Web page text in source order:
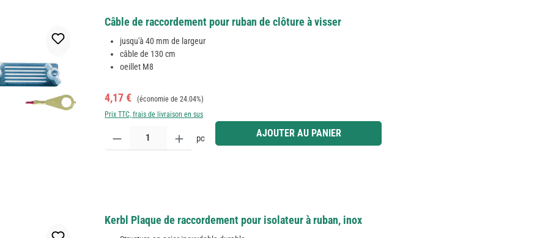
Câble de raccordement pour ruban de clôture à visser
jusqu'à 40 mm de largeur
câble de 130 cm
oeillet M8
Prix de vente :
4,17 € Prix régulier :
(économie de 24.04%)
Prix TTC, frais de livraison en sus
Quantité de produit : Entrez la quantité souhaitée ou utilisez les boutons pour augmenter ou diminuer la quantité.
pc AJOUTER AU PANIER
Kerbl Plaque de raccordement pour isolateur à ruban, inox